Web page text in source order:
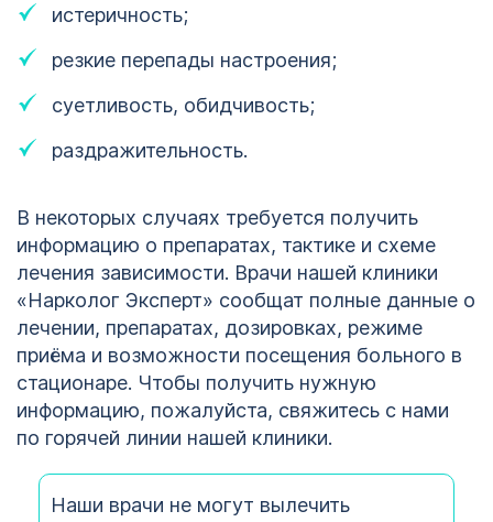
истеричность;
резкие перепады настроения;
суетливость, обидчивость;
раздражительность.
В некоторых случаях требуется получить
информацию о препаратах, тактике и схеме
лечения зависимости. Врачи нашей клиники
«Нарколог Эксперт» сообщат полные данные о
лечении, препаратах, дозировках, режиме
приёма и возможности посещения больного в
стационаре. Чтобы получить нужную
информацию, пожалуйста, свяжитесь с нами
по горячей линии нашей клиники.
Наши врачи не могут вылечить